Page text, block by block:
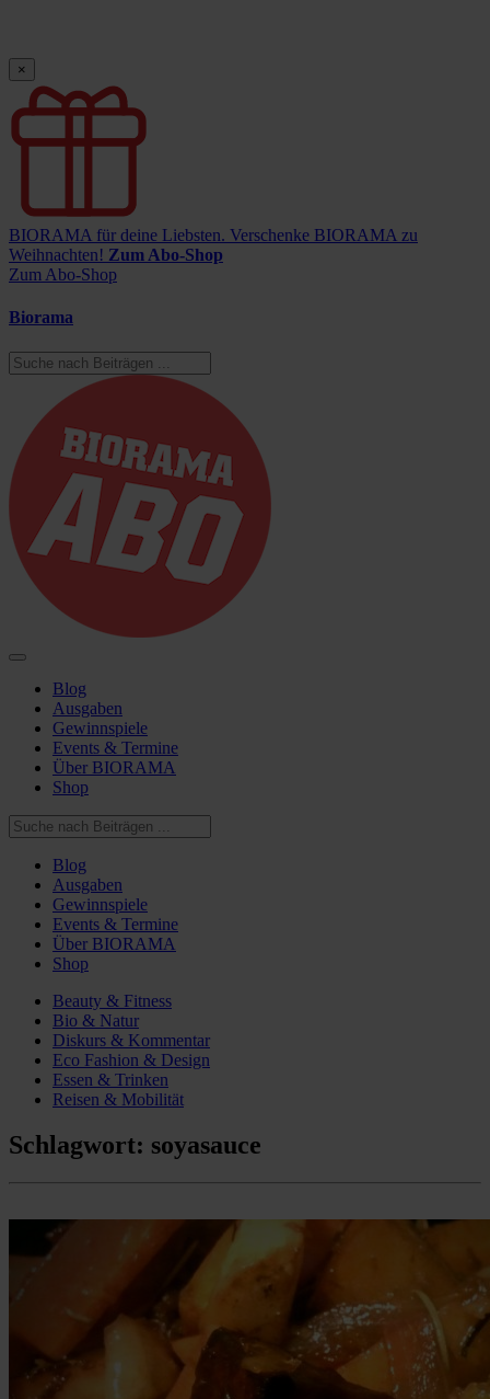
×
BIORAMA für deine Liebsten. Verschenke BIORAMA zu
Weihnachten! Zum Abo-Shop
Zum Abo-Shop
Biorama
Blog
Ausgaben
Gewinnspiele
Events & Termine
Über BIORAMA
Shop
Blog
Ausgaben
Gewinnspiele
Events & Termine
Über BIORAMA
Shop
Beauty & Fitness
Bio & Natur
Diskurs & Kommentar
Eco Fashion & Design
Essen & Trinken
Reisen & Mobilität
Schlagwort: soyasauce